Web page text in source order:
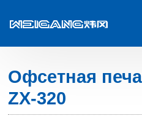
Офсетная
ZX-320